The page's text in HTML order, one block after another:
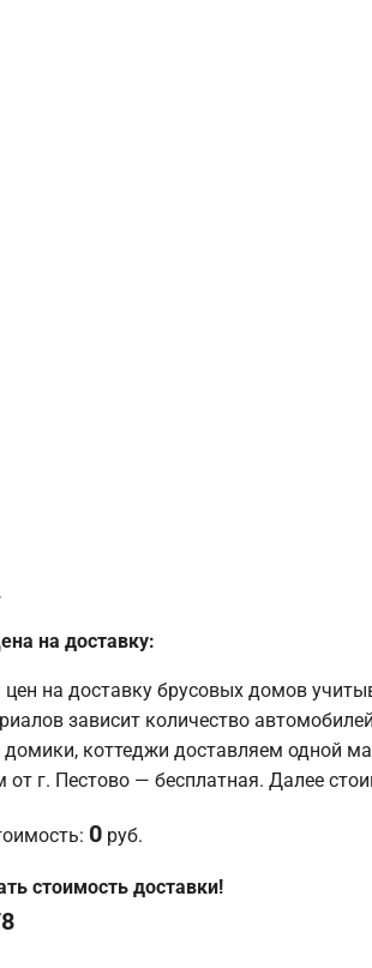
на доставку:
на доставку брусовых домов
зависит количество
коттеджи доставляем одной
г. Пестово — бесплатная. Далее
0 руб.
стоимость доставки!